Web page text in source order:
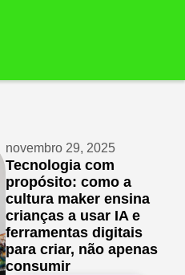
novembro 29, 2025
Tecnologia com
propósito: como a
cultura maker ensina
crianças a usar IA e
ferramentas digitais
para criar, não apenas
consumir